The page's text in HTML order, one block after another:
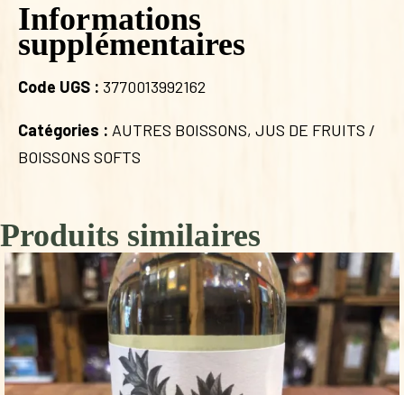
Informations
supplémentaires
Code UGS : 3770013992162
Catégories : AUTRES BOISSONS, JUS DE FRUITS /
BOISSONS SOFTS
Produits similaires